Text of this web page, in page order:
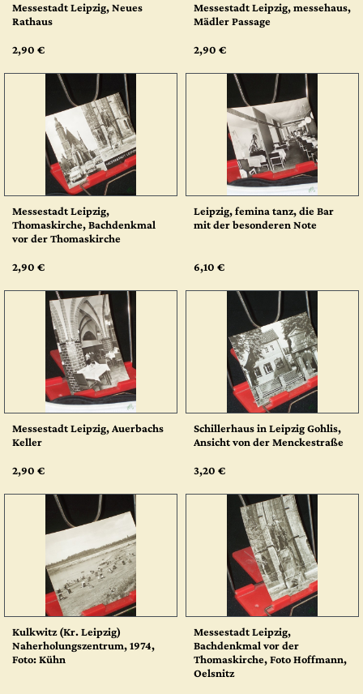
Messestadt Leipzig, Neues
Rathaus
2,90 €
Messestadt Leipzig, messehaus,
Mädler Passage
2,90 €
Messestadt Leipzig,
Thomaskirche, Bachdenkmal
vor der Thomaskirche
2,90 €
Leipzig, femina tanz, die Bar
mit der besonderen Note
6,10 €
Messestadt Leipzig, Auerbachs
Keller
2,90 €
Schillerhaus in Leipzig Gohlis,
Ansicht von der Menckestraße
3,20 €
Kulkwitz (Kr. Leipzig)
Naherholungszentrum, 1974,
Foto: Kühn
Messestadt Leipzig,
Bachdenkmal vor der
Thomaskirche, Foto Hoffmann,
Oelsnitz